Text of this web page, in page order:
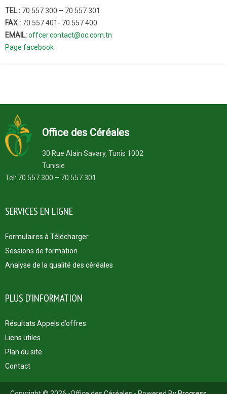
TEL : 70 557 300 – 70 557 301
FAX : 70 557 401- 70 557 400
EMAIL:offcer.contact@oc.com.tn
Page facebook
Office des Céréales
30 Rue Alain Savary, Tunis 1002
Tunisie
Tel: 70 557 300 – 70 557 301
SERVICES EN LIGNE
Formulaires à Télécharger
Sessions de formation
Analyse de la qualité des céréales
PLUS D’INFORMATION
Résultats Appels d’offres
Liens utiles
Plan du site
Contact